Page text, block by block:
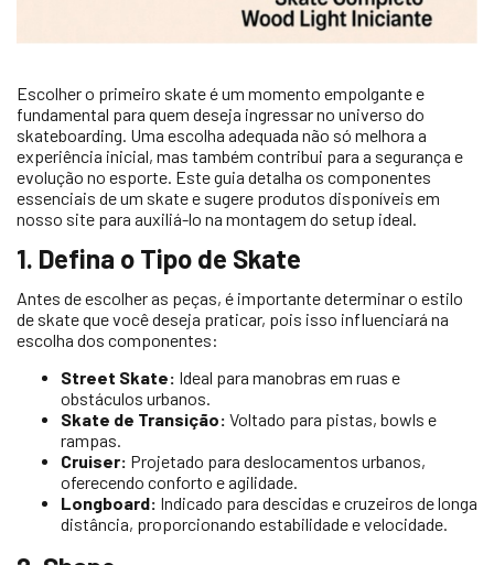
Escolher o primeiro skate é um momento empolgante e
fundamental para quem deseja ingressar no universo do
skateboarding. Uma escolha adequada não só melhora a
experiência inicial, mas também contribui para a segurança e
evolução no esporte. Este guia detalha os componentes
essenciais de um skate e sugere produtos disponíveis em
nosso site para auxiliá-lo na montagem do setup ideal.
1. Defina o Tipo de Skate
Antes de escolher as peças, é importante determinar o estilo
de skate que você deseja praticar, pois isso influenciará na
escolha dos componentes:
Street Skate: Ideal para manobras em ruas e
obstáculos urbanos.
Skate de Transição: Voltado para pistas, bowls e
rampas.
Cruiser: Projetado para deslocamentos urbanos,
oferecendo conforto e agilidade.
Longboard: Indicado para descidas e cruzeiros de longa
distância, proporcionando estabilidade e velocidade.